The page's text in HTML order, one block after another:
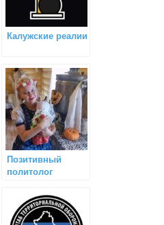
Калужские реалии
Позитивный
политолог